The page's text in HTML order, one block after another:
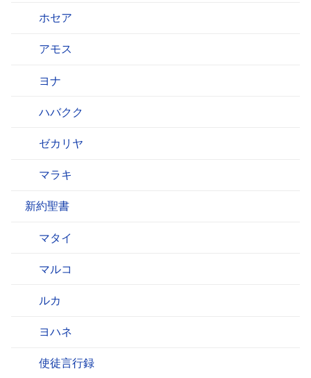
ホセア
アモス
ヨナ
ハバクク
ゼカリヤ
マラキ
新約聖書
マタイ
マルコ
ルカ
ヨハネ
使徒言行録